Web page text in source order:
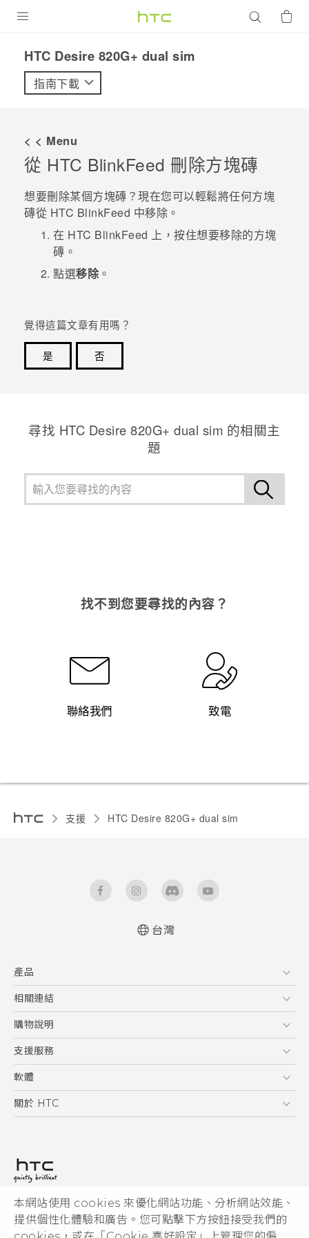
本網站使用 cookies 來優化網站功能、分析網站效能、
提供個性化體驗和廣告。您可點擊下方按鈕接受我們的
VIVE
配件
優惠專區
焦點訊息
校園專案
銷售門市
銷售通路
支援服務
HTC Desire 820G+ dual sim‎
指南下載
< < Menu
從 HTC BlinkFeed 刪除方塊磚
想要刪除某個方塊磚？現在您可以輕鬆將任何方塊
磚從 HTC BlinkFeed 中移除。
在 HTC BlinkFeed 上，按住想要移除的方塊
磚。
點選移除。
覺得這篇文章有用嗎？
是
否
尋找 HTC Desire 820G+ dual sim 的相關主
題
找不到您要尋找的內容？
聯絡我們 致電
支援 HTC Desire 820G+ dual sim‎
台灣
產品
5G
智慧型手機
配件
相關連結
HTC Research
購物說明
購物須知
訂單管理
付款方式
支援服務
到府收送維修服務
服務中心資訊
客戶服務佈告欄
軟體
應用程式
HTC Sync Manager
關於 HTC
投資人
隱私權政策
產品安全性
© 2011-2026 HTC Corporation
HTC 法律文件